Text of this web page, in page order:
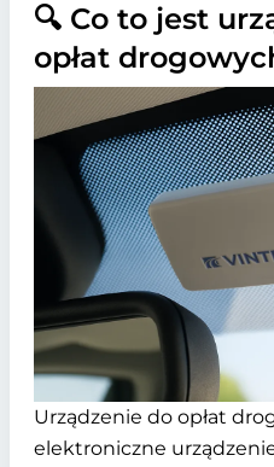
🔍 Co to jest
opłat
Urządzenie do opłat
elektroniczne